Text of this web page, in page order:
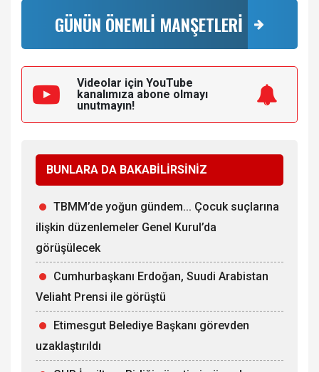
GÜNÜN ÖNEMLİ MANŞETLERİ
Videolar için YouTube
kanalımıza abone olmayı
unutmayın!
BUNLARA DA BAKABİLİRSİNİZ
TBMM’de yoğun gündem... Çocuk suçlarına
ilişkin düzenlemeler Genel Kurul’da
görüşülecek
Cumhurbaşkanı Erdoğan, Suudi Arabistan
Veliaht Prensi ile görüştü
Etimesgut Belediye Başkanı görevden
uzaklaştırıldı